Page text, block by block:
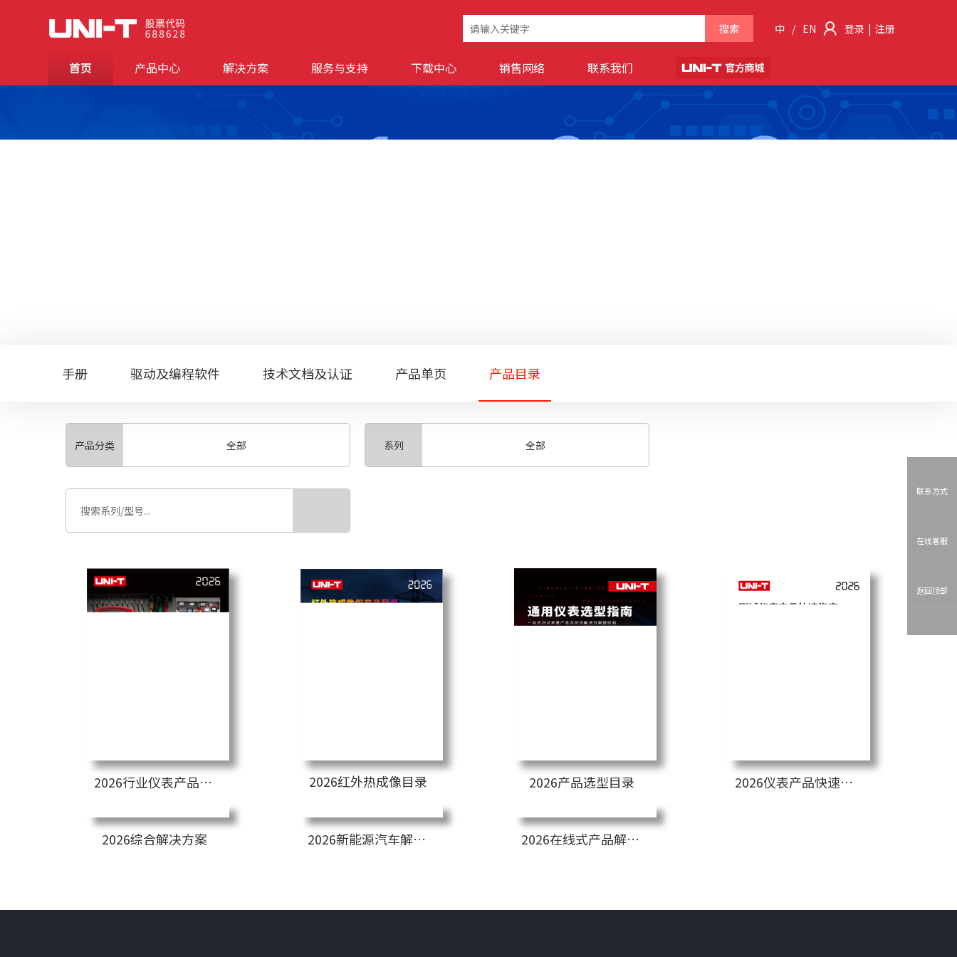
搜索 中 / EN 登录 | 注册
首页 产品中心 解决方案 服务与支持 下载中心 销售网络 联系我们
手册 驱动及编程软件 技术文档及认证 产品单页 产品目录
产品分类 全部 系列 全部
2026行业仪表产品目录 2026红外热成像目录 2026产品选型目录 2026仪表产品快速指南
2026综合解决方案 2026新能源汽车解决方案 2026在线式产品解决方案
联系方式
在线客服
返回顶部